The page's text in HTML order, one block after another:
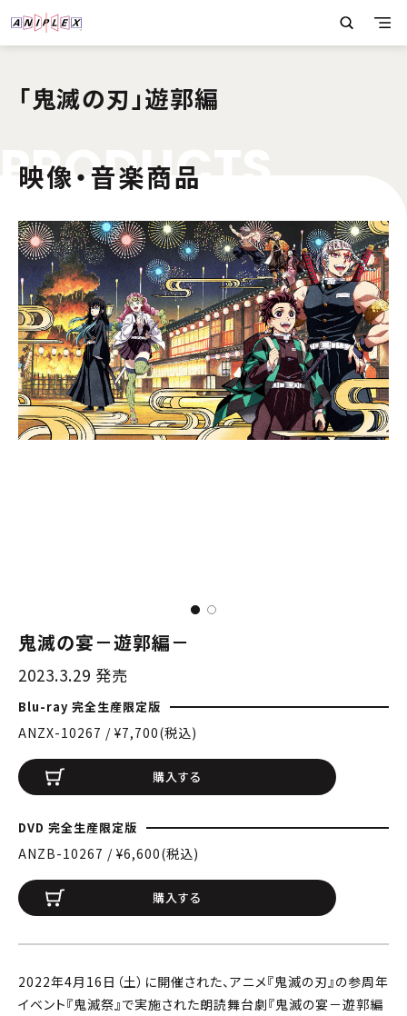
「鬼滅の刃」遊郭編
PRODUC
映像・音楽商品
鬼滅の宴－遊郭編－
2023.3.29 発売
Blu-ray 完全生産限定版
ANZX-10267 / ¥7,700(税込)
購入する
DVD 完全生産限定版
ANZB-10267 / ¥6,600(税込)
購入する
2022年4月16日（土）に開催された、アニメ『鬼滅の刃』の参周年
イベント『鬼滅祭』で実施された朗読舞台劇『鬼滅の宴－遊郭編